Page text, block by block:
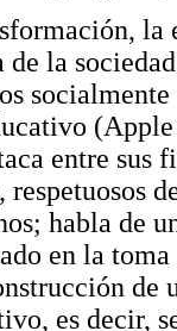
la
entre sus
respetuosos
habla de
en la
de
es decir,